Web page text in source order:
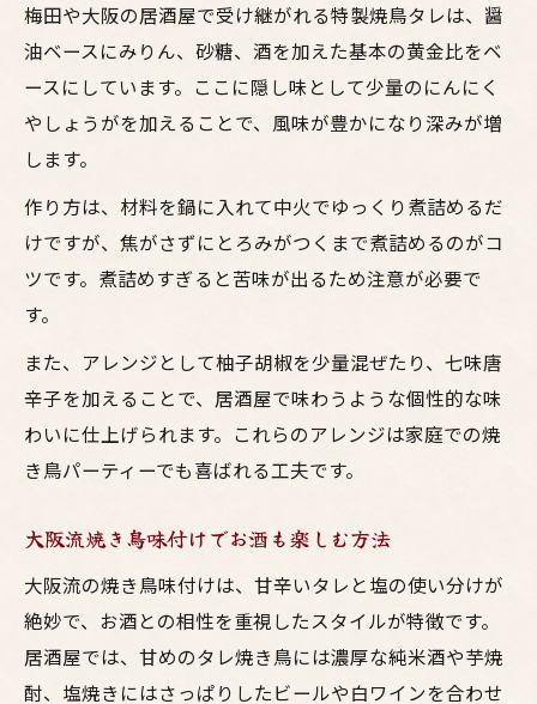
梅田や大阪の居酒屋で受け継がれる特製焼鳥タレは、醤
油ベースにみりん、砂糖、酒を加えた基本の黄金比をベ
ースにしています。ここに隠し味として少量のにんにく
やしょうがを加えることで、風味が豊かになり深みが増
します。
作り方は、材料を鍋に入れて中火でゆっくり煮詰めるだ
けですが、焦がさずにとろみがつくまで煮詰めるのがコ
ツです。煮詰めすぎると苦味が出るため注意が必要で
す。
また、アレンジとして柚子胡椒を少量混ぜたり、七味唐
辛子を加えることで、居酒屋で味わうような個性的な味
わいに仕上げられます。これらのアレンジは家庭での焼
き鳥パーティーでも喜ばれる工夫です。
大阪流焼き鳥味付けでお酒も楽しむ方法
大阪流の焼き鳥味付けは、甘辛いタレと塩の使い分けが
絶妙で、お酒との相性を重視したスタイルが特徴です。
居酒屋では、甘めのタレ焼き鳥には濃厚な純米酒や芋焼
酎、塩焼きにはさっぱりしたビールや白ワインを合わせ